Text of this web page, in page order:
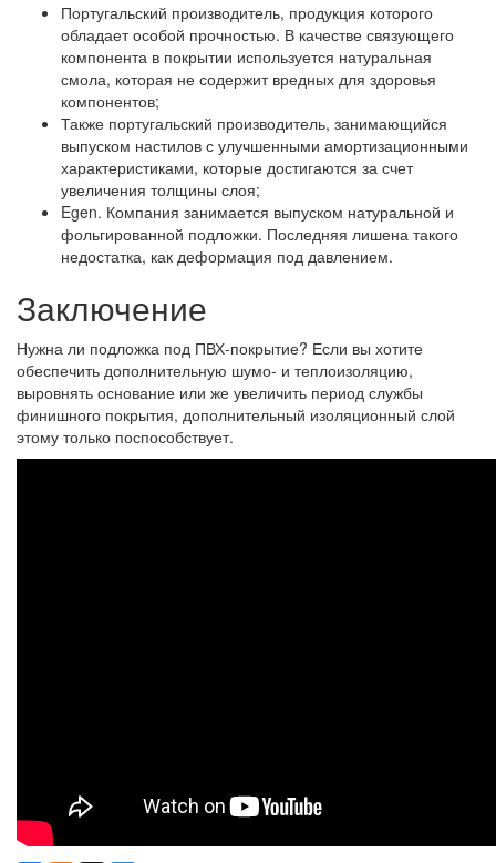
Португальский производитель, продукция которого
обладает особой прочностью. В качестве связующего
компонента в покрытии используется натуральная
смола, которая не содержит вредных для здоровья
компонентов;
Также португальский производитель, занимающийся
выпуском настилов с улучшенными амортизационными
характеристиками, которые достигаются за счет
увеличения толщины слоя;
Egen. Компания занимается выпуском натуральной и
фольгированной подложки. Последняя лишена такого
недостатка, как деформация под давлением.
Заключение
Нужна ли подложка под ПВХ-покрытие? Если вы хотите
обеспечить дополнительную шумо- и теплоизоляцию,
выровнять основание или же увеличить период службы
финишного покрытия, дополнительный изоляционный слой
этому только поспособствует.